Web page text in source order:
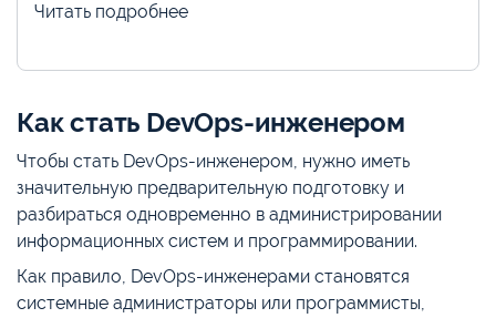
Читать подробнее
Как стать DevOps-инженером
Чтобы стать DevOps-инженером, нужно иметь
значительную предварительную подготовку и
разбираться одновременно в администрировании
информационных систем и программировании.
Как правило, DevOps-инженерами становятся
системные администраторы или программисты,